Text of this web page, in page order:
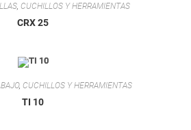
,CUCHILLOS Y HERRAMIENTAS
CRX 25
, CUCHILLOS Y HERRAMIENTAS
TI 10